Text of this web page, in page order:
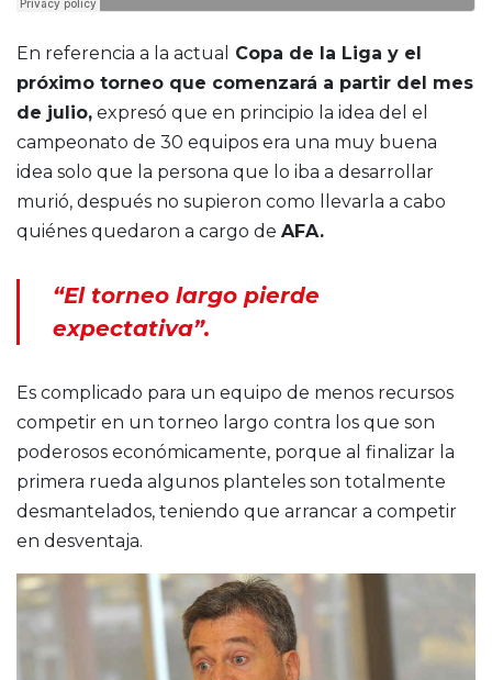
En referencia a la actual
Copa de la Liga y el
próximo torneo que comenzará a partir del mes
de julio, expresó que en principio la idea del el
campeonato de 30 equipos era una muy buena
idea solo que la persona que lo iba a desarrollar
murió, después no supieron como llevarla a cabo
quiénes quedaron a cargo de AFA.
“El torneo largo pierde
expectativa”.
Es complicado para un equipo de menos recursos
competir en un torneo largo contra los que son
poderosos económicamente, porque al finalizar la
primera rueda algunos planteles son totalmente
desmantelados, teniendo que arrancar a competir
en desventaja.